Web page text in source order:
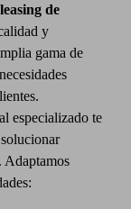
leasing de
y
gama de
especializado te
Adaptamos